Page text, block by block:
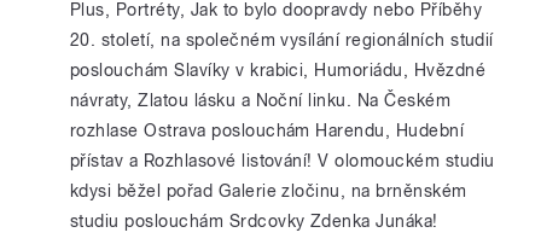
Plus, Portréty, Jak to bylo doopravdy nebo Příběhy
20. století, na společném vysílání regionálních studií
poslouchám Slavíky v krabici, Humoriádu, Hvězdné
návraty, Zlatou lásku a Noční linku. Na Českém
rozhlase Ostrava poslouchám Harendu, Hudební
přístav a Rozhlasové listování! V olomouckém studiu
kdysi běžel pořad Galerie zločinu, na brněnském
studiu poslouchám Srdcovky Zdenka Junáka!